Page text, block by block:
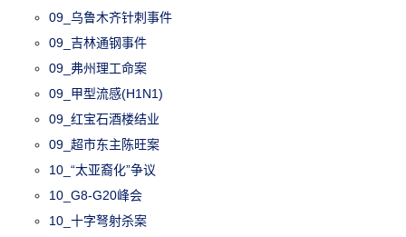
09_乌鲁木齐针刺事件
09_吉林通钢事件
09_弗州理工命案
09_甲型流感(H1N1)
09_红宝石酒楼结业
09_超市东主陈旺案
10_“太亚裔化”争议
10_G8-G20峰会
10_十字弩射杀案